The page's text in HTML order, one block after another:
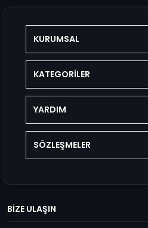
KURUMSAL
KATEGORİLER
YARDIM
SÖZLEŞMELER
BİZE ULAŞIN